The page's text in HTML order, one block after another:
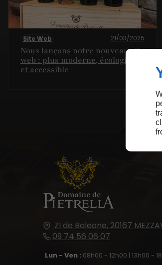
Site Web 21/03/2025
Nous lançons notre nouveau site
web : plus moderne, écologique
et accessible
ZI de Baleone, 20167
09 74 56 06 07
Lun - Ven : 08h00 - 12h00 | 13h00 -